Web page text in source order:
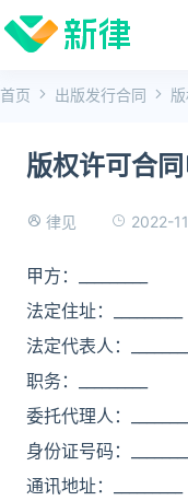
首页 出版发行合同
版权许可合
律见 2022-
甲方：_________
法定住址：_________
法定代表人：_________
职务：_________
委托代理人：_________
身份证号码：_________
通讯地址：_________